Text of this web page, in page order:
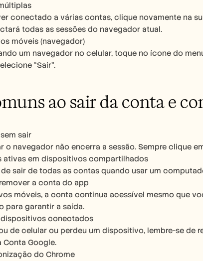
conectado a várias contas, clique novamente na
todas as sessões do navegador atual.
móveis (navegador)
um navegador no celular, toque no ícone do
“Sair”.
ao sair da conta e
sair
o navegador não encerra a sessão. Sempre clique
ativas em dispositivos compartilhados
sair de todas as contas quando usar um
a conta do app
móveis, a conta continua acessível mesmo que
para garantir a saída.
conectados
de celular ou perdeu um dispositivo, lembre-se de
Conta Google.
do Chrome